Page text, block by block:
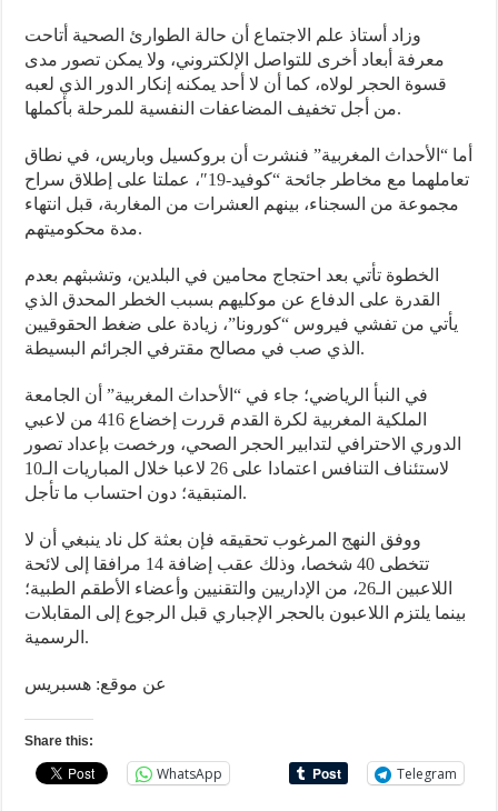
وزاد أستاذ علم الاجتماع أن حالة الطوارئ الصحية أتاحت
معرفة أبعاد أخرى للتواصل الإلكتروني، ولا يمكن تصور مدى
قسوة الحجر لولاه، كما أن لا أحد يمكنه إنكار الدور الذي لعبه
من أجل تخفيف المضاعفات النفسية للمرحلة بأكملها.
أما “الأحداث المغربية” فنشرت أن بروكسيل وباريس، في نطاق
تعاملهما مع مخاطر جائحة “كوفيد-19″، عملتا على إطلاق سراح
مجموعة من السجناء، بينهم العشرات من المغاربة، قبل انتهاء
مدة محكوميتهم.
الخطوة تأتي بعد احتجاج محامين في البلدين، وتشبثهم بعدم
القدرة على الدفاع عن موكليهم بسبب الخطر المحدق الذي
يأتي من تفشي فيروس “كورونا”، زيادة على ضغط الحقوقيين
الذي صب في مصالح مقترفي الجرائم البسيطة.
في النبأ الرياضي؛ جاء في “الأحداث المغربية” أن الجامعة
الملكية المغربية لكرة القدم قررت إخضاع 416 من لاعبي
الدوري الاحترافي لتدابير الحجر الصحي، ورخصت بإعداد تصور
لاستئناف التنافس اعتمادا على 26 لاعبا خلال المباريات الـ10
المتبقية؛ دون احتساب ما تأجل.
ووفق النهج المرغوب تحقيقه فإن بعثة كل ناد ينبغي أن لا
تتخطى 40 شخصا، وذلك عقب إضافة 14 مرافقا إلى لائحة
اللاعبين الـ26، من الإداريين والتقنيين وأعضاء الأطقم الطبية؛
بينما يلتزم اللاعبون بالحجر الإجباري قبل الرجوع إلى المقابلات
الرسمية.
عن موقع: هسبريس
Share this:
WhatsApp Telegram